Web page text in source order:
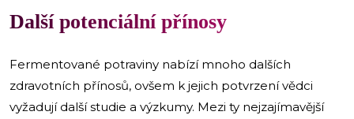
Další potenciální přínosy
Fermentované potraviny nabízí mnoho dalších
zdravotních přínosů, ovšem k jejich potvrzení vědci
vyžadují další studie a výzkumy. Mezi ty nejzajímavější